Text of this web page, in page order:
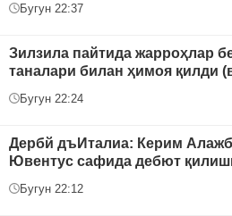
Бугун 22:37
Зилзила пайтида жарроҳлар
таналари билан ҳимоя қилди
Бугун 22:24
Дербй дъИталиа: Керим
Ювентус сафида дебют
Бугун 22:12